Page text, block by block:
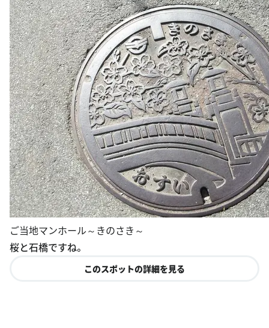
ご当地マンホール～きのさき～
桜と石橋ですね。
このスポットの詳細を見る